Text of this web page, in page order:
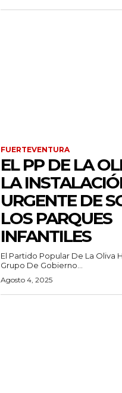
FUERTEVENTURA
EL PP DE LA
LA
URGENTE DE
LOS PARQUES
INFANTILES
El Partido Popular De La Oliva
Grupo De Gobierno...
Agosto 4, 2025